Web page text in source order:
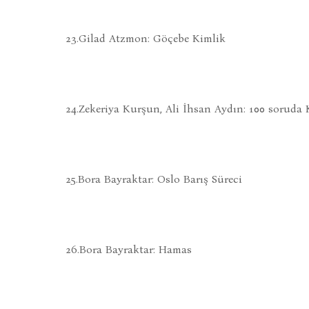
23.Gilad Atzmon: Göçebe Kimlik
24.Zekeriya Kurşun, Ali İhsan Aydın: 100 soruda
25.Bora Bayraktar: Oslo Barış Süreci
26.Bora Bayraktar: Hamas